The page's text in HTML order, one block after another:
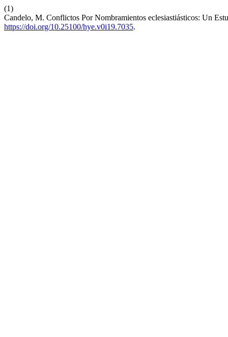
(1)
Candelo, M. Conflictos Por Nombramientos eclesiastiásticos: Un
https://doi.org/10.25100/hye.v0i19.7035.